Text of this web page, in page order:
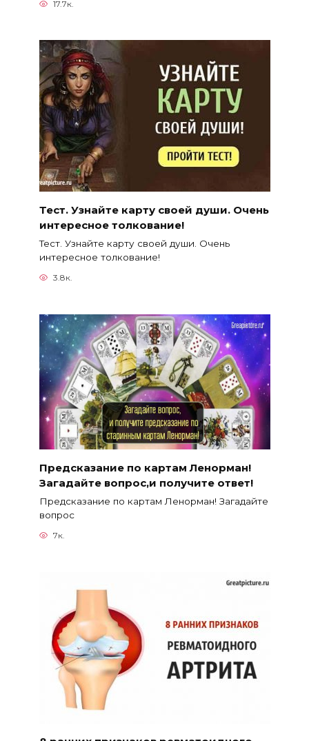
17.7к.
Тест. Узнайте карту своей души. Очень
интересное толкование!
Тест. Узнайте карту своей души. Очень
интересное толкование!
3.8к.
Предсказание по картам Ленорман!
Загадайте вопрос,и получите ответ!
Предсказание по картам Ленорман! Загадайте
вопрос
7к.